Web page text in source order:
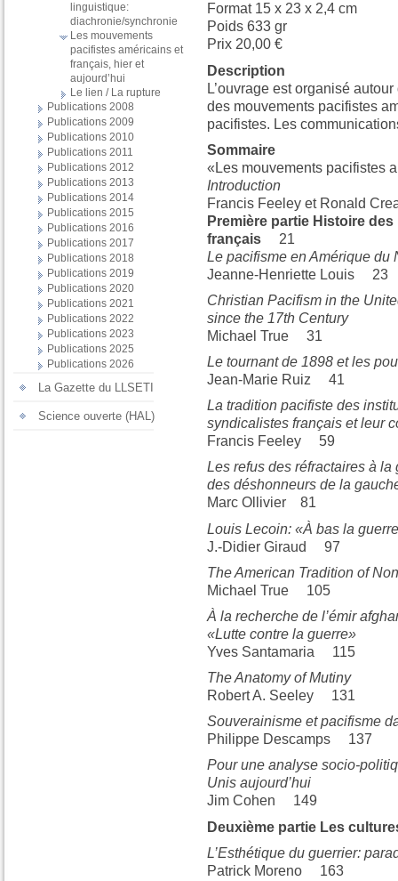
linguistique:
diachronie/synchronie
Les mouvements
pacifistes américains et
français, hier et
aujourd’hui
Le lien / La rupture
Publications 2008
Publications 2009
Publications 2010
Publications 2011
Publications 2012
Publications 2013
Publications 2014
Publications 2015
Publications 2016
Publications 2017
Publications 2018
Publications 2019
Publications 2020
Publications 2021
Publications 2022
Publications 2023
Publications 2025
Publications 2026
La Gazette du LLSETI
Science ouverte (HAL)
Format 15 x 23 x 2,4 cm
Poids 633 gr
Prix 20,00 €
Description
L’ouvrage est organisé
des mouvements pacifistes
pacifistes. Les
Sommaire
«Les mouvements pacifistes
Introduction
Francis Feeley et Ronald
Première partie Histoire
français 21
Le pacifisme en Amérique du
Jeanne-Henriette Louis 23
Christian Pacifism in the
since the 17th Century
Michael True 31
Le tournant de 1898 et les
Jean-Marie Ruiz 41
La tradition pacifiste des
syndicalistes français et leur
Francis Feeley 59
Les refus des réfractaires à la
des déshonneurs de la
Marc Ollivier 81
Louis Lecoin: «À bas la
J.-Didier Giraud 97
The American Tradition of
Michael True 105
À la recherche de l’émir
«Lutte contre la guerre»
Yves Santamaria 115
The Anatomy of Mutiny
Robert A. Seeley 131
Souverainisme et pacifisme
Philippe Descamps 137
Pour une analyse socio-
Unis aujourd’hui
Jim Cohen 149
Deuxième partie Les
L’Esthétique du guerrier:
Patrick Moreno 163